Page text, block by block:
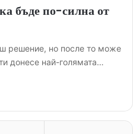
бъде по-силна от
решение, но после то може
донесе най-голямата…